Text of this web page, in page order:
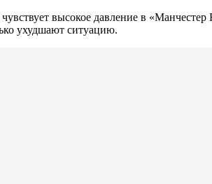
высокое давление в
ухудшают ситуацию.